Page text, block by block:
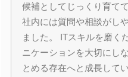
候補としてじっくり育て
社内には質問や相談がし
ました。 ITスキルを磨く
ニケーションを大切にし
とめる存在へと成長して